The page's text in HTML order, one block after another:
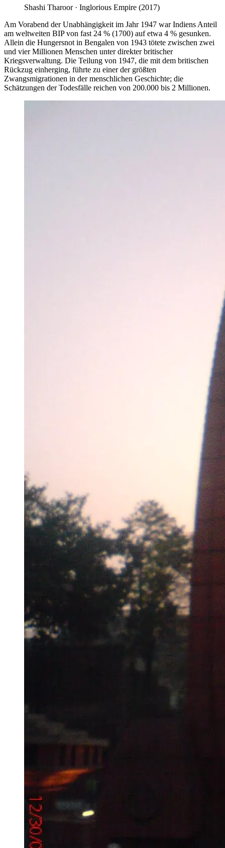
Shashi Tharoor· Inglorious Empire (2017)
Am Vorabend der Unabhängigkeit im Jahr 1947 war Indiens Anteil
am weltweiten BIP von fast 24 % (1700) auf etwa 4 % gesunken.
Allein die Hungersnot in Bengalen von 1943 tötete zwischen zwei
und vier Millionen Menschen unter direkter britischer
Kriegsverwaltung. Die Teilung von 1947, die mit dem britischen
Rückzug einherging, führte zu einer der größten
Zwangsmigrationen in der menschlichen Geschichte; die
Schätzungen der Todesfälle reichen von 200.000 bis 2 Millionen.